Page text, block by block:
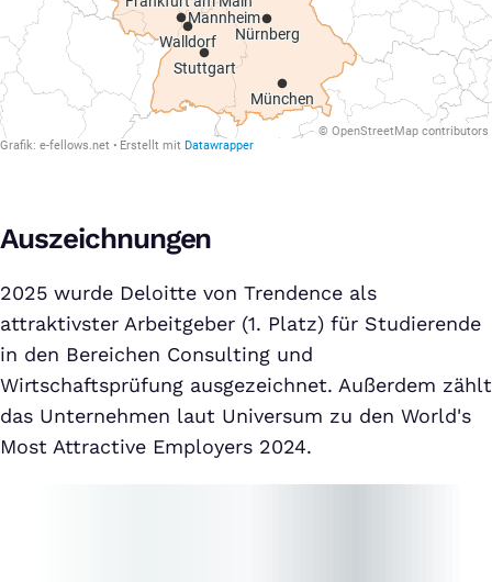
Auszeichnungen
2025 wurde Deloitte von Trendence als
attraktivster Arbeitgeber (1. Platz) für Studierende
in den Bereichen Consulting und
Wirtschaftsprüfung ausgezeichnet. Außerdem zählt
das Unternehmen laut Universum zu den World's
Most Attractive Employers 2024.